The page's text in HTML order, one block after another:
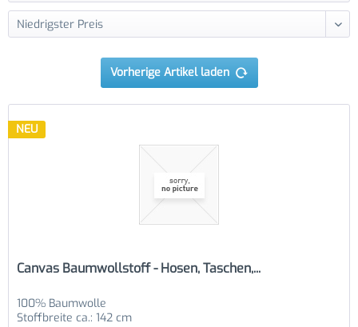
Vorherige Artikel laden
NEU
Canvas Baumwollstoff - Hosen, Taschen,...
100% Baumwolle
Stoffbreite ca.: 142 cm